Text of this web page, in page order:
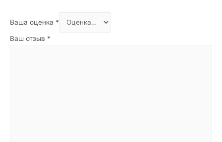
Ваша оценка *
Ваш отзыв *